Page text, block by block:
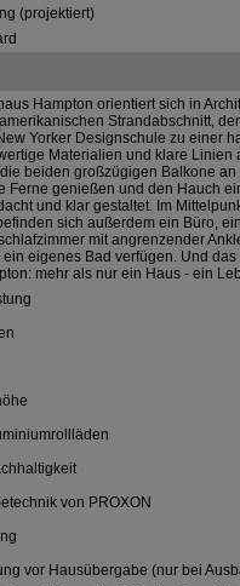
(projektiert)
Hampton orientiert sich in
Strandabschnitt,
Yorker Designschule zu einer
Materialien und klare
beiden großzügigen Balkone
Ferne genießen und den Hauch
und klar gestaltet. Im
sich außerdem ein Büro,
mit angrenzender
eigenes Bad verfügen. Und
mehr als nur ein Haus - ein
von PROXON
vor Hausübergabe (nur bei